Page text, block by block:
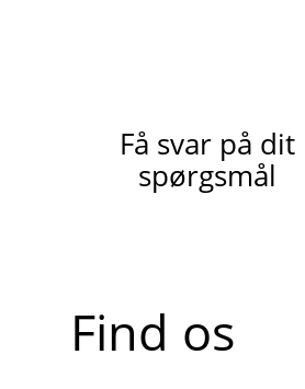
Få svar på dit
spørgsmål
Find os